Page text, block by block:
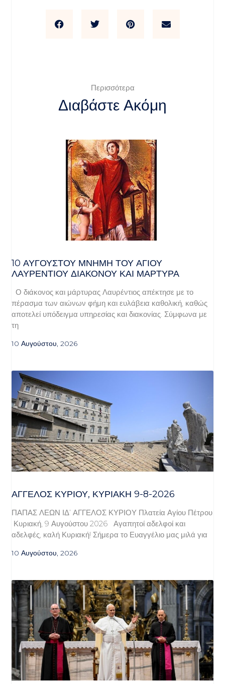
Περισσότερα
Διαβάστε Ακόμη
10 ΑΥΓΟΥΣΤΟΥ ΜΝΗΜΗ ΤΟΥ ΑΓΙΟΥ
ΛΑΥΡΕΝΤΙΟΥ ΔΙΑΚΟΝΟΥ ΚΑΙ ΜΑΡΤΥΡΑ
Ο διάκονος και μάρτυρας Λαυρέντιος απέκτησε με το
πέρασμα των αιώνων φήμη και ευλάβεια καθολική, καθώς
αποτελεί υπόδειγμα υπηρεσίας και διακονίας. Σύμφωνα με
τη
10 Αυγούστου, 2026
ΆΓΓΕΛΟΣ ΚΥΡΊΟΥ, ΚΥΡΙΑΚΉ 9-8-2026
ΠΑΠΑΣ ΛΕΩΝ ΙΔ’ ΑΓΓΕΛΟΣ ΚΥΡΙΟΥ Πλατεία Αγίου Πέτρου
Κυριακή, 9 Αυγούστου 2026 Αγαπητοί αδελφοί και
αδελφές, καλή Κυριακή! Σήμερα το Ευαγγέλιο μας μιλά για
10 Αυγούστου, 2026